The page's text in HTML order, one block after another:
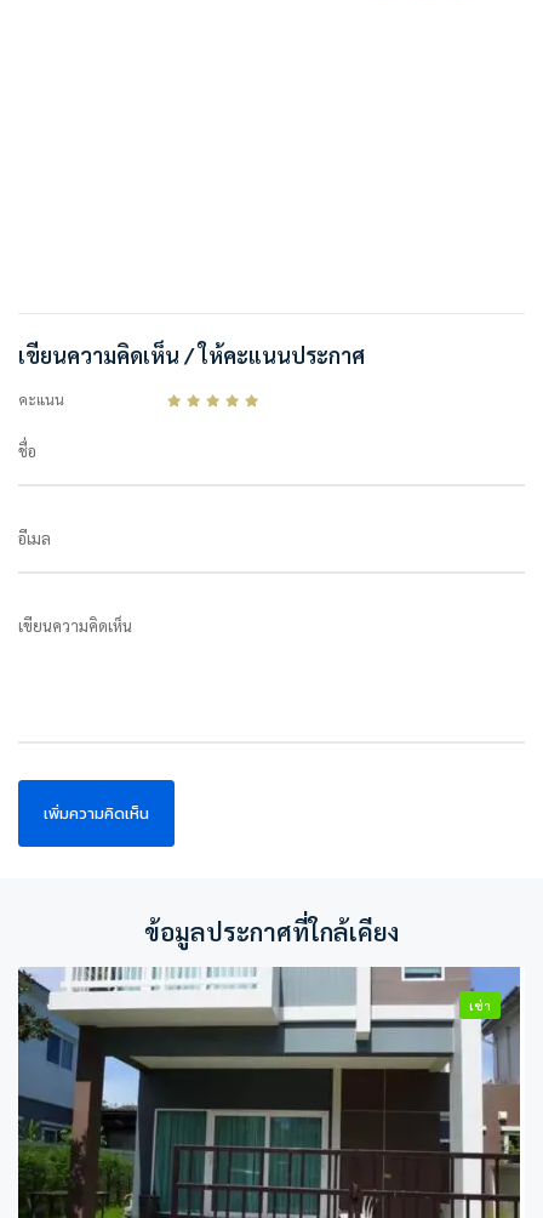
เขียนความคิดเห็น / ให้คะแนนประกาศ
คะแนน
ชื่อ
อีเมล
เขียนความคิดเห็น
ข้อมูลประกาศที่ใกล้เคียง
เช่า